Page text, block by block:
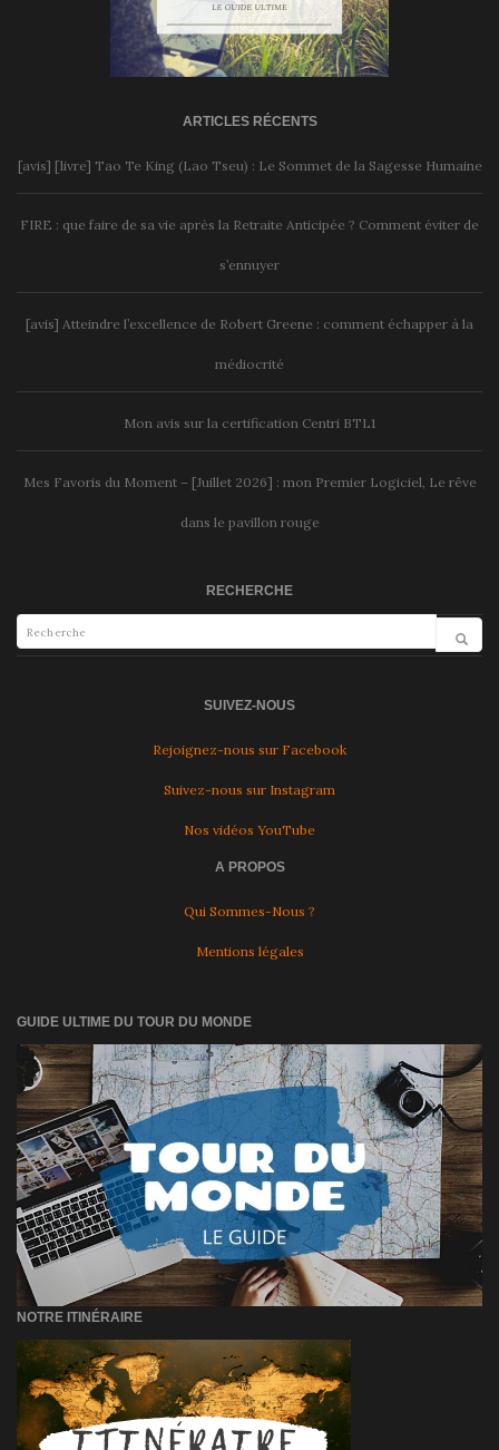
ARTICLES RÉCENTS
[avis] [livre] Tao Te King (Lao Tseu) : Le Sommet de la Sagesse Humaine
FIRE : que faire de sa vie après la Retraite Anticipée ? Comment éviter de
s’ennuyer
[avis] Atteindre l’excellence de Robert Greene : comment échapper à la
médiocrité
Mon avis sur la certification Centri BTL1
Mes Favoris du Moment – [Juillet 2026] : mon Premier Logiciel, Le rêve
dans le pavillon rouge
RECHERCHE
SUIVEZ-NOUS
Rejoignez-nous sur Facebook
Suivez-nous sur Instagram
Nos vidéos YouTube
A PROPOS
Qui Sommes-Nous ?
Mentions légales
GUIDE ULTIME DU TOUR DU MONDE
NOTRE ITINÉRAIRE